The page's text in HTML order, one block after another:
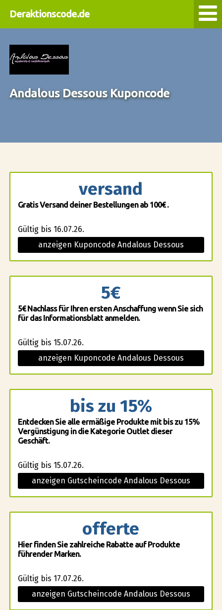
Deraktionscode.de
Andalous Dessous Kuponcode
versand
Gratis Versand deiner Bestellungen ab 100€ .
Gültig bis 16.07.26.
anzeigen Kuponcode Andalous Dessous
5€
5€ Nachlass für Ihren ersten Anschaffung wenn Sie sich
für das Informationsblatt anmelden.
Gültig bis 15.07.26.
anzeigen Kuponcode Andalous Dessous
bis zu 15%
Entdecken Sie alle ermäßige Produkte mit bis zu 15%
Vergünstigung in die Kategorie Outlet dieser
Geschäft.
Gültig bis 15.07.26.
anzeigen Gutscheincode Andalous Dessous
offerte
Hier finden Sie zahlreiche Rabatte auf Produkte
führender Marken.
Gültig bis 17.07.26.
anzeigen Gutscheincode Andalous Dessous